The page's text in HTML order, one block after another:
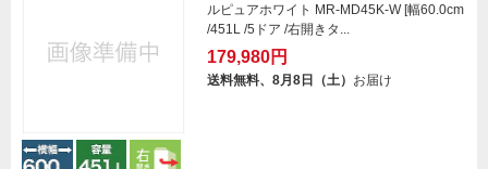
ルピュアホワイト MR-MD45K-W [幅60.0cm
/451L /5ドア /右開きタ...
179,980円
送料無料、8月8日（土） お届け